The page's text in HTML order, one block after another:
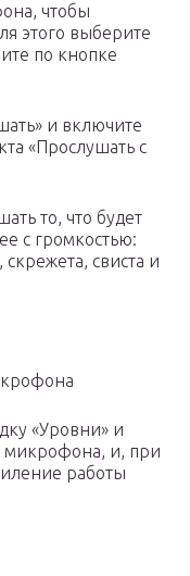
чтобы
этого выберите
по кнопке
и включите
«Прослушать с
то, что будет
с громкостью:
свиста и
«Уровни» и
микрофона, и, при
работы